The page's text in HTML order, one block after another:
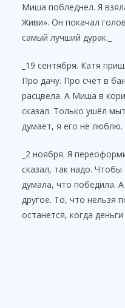
Миша побледнел. Я
Живи». Он покачал
самый лучший дурак._
_19 сентября. Катя
Про дачу. Про счёт в
расцвела. А Миша в
сказал. Только ушёл
думает, я его не люблю.
_2 ноября. Я
сказал, так надо.
думала, что победила.
другое. То, что нельзя
останется, когда деньги